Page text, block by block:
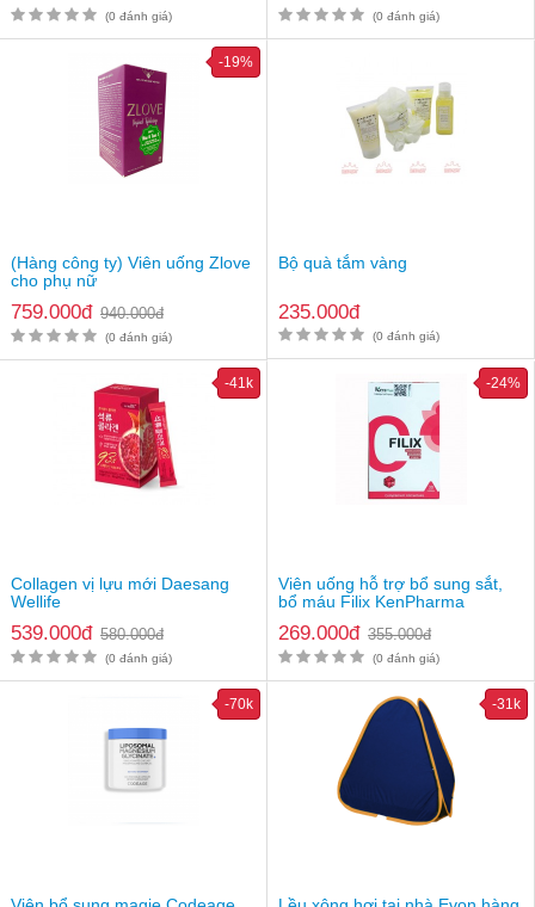
Giá bán : 245.000vnđ/hộp
Lưu ý: Thực phẩm này không phải là thuốc và không có tác
dụng thay thế thuốc chữa bệnh. Hiệu quả sử dụng tuỳ thuộc cơ
địa từng người
(0 đánh giá) (0 đánh giá)
(Hàng công ty) Viên uống Zlove
cho phụ nữ
759.000đ 940.000đ
-19%
(0 đánh giá)
Bộ quà tắm vàng
235.000đ
(0 đánh giá)
Collagen vị lựu mới Daesang
Wellife
539.000đ 580.000đ
-41k
(0 đánh giá)
Viên uống hỗ trợ bổ sung sắt,
bổ máu Filix KenPharma
269.000đ 355.000đ
-24%
(0 đánh giá)
-70k -31k